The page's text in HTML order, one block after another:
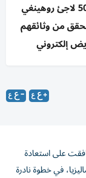
ميانمار توافق على استعادة 5000 لاجئ روهينغي
من وثائقهم
إلكتروني
على استعادة
في خطوة نادرة